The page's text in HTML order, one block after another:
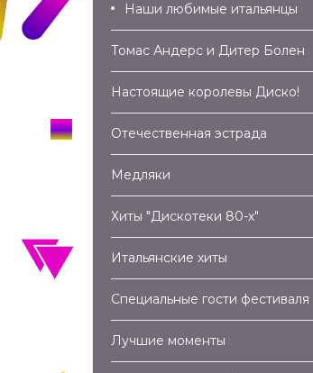
Наши любимые итальянцы
Томас Андерс и Дитер Болен
Настоящие королевы Диско!
Отечественная эстрада
Медляки
Хиты "Дискотеки 80-х"
Итальянские хиты
Специальные гости фестиваля
Лучшие моменты